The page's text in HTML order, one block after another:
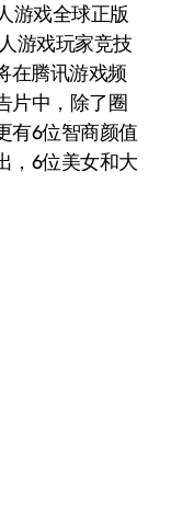
戏全球正版
游戏玩家竞技
在腾讯游戏频
片中，除了圈
有6位智商颜值
，6位美女和大